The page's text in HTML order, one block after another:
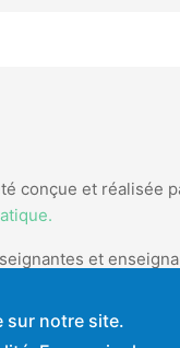
conçue et réalisée
et
sur notre site.